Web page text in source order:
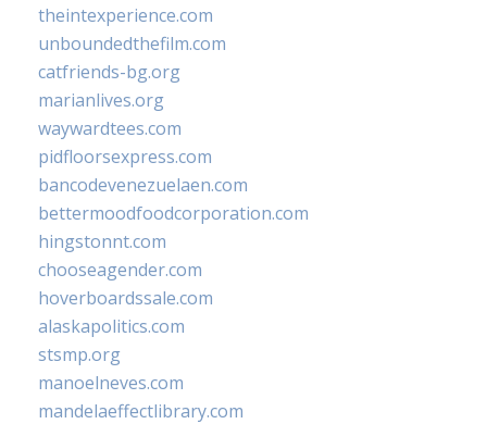
theintexperience.com
unboundedthefilm.com
catfriends-bg.org
marianlives.org
waywardtees.com
pidfloorsexpress.com
bancodevenezuelaen.com
bettermoodfoodcorporation.com
hingstonnt.com
chooseagender.com
hoverboardssale.com
alaskapolitics.com
stsmp.org
manoelneves.com
mandelaeffectlibrary.com